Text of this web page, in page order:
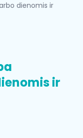
dienomis ir
ir